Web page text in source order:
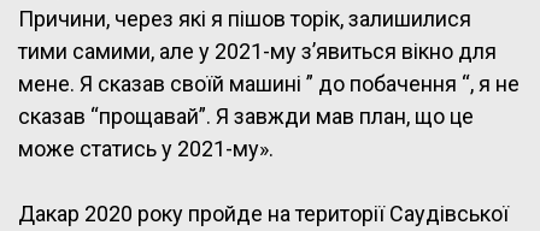
Причини, через які я пішов торік, залишилися
тими самими, але у 2021-му з’явиться вікно для
мене. Я сказав своїй машині ” до побачення “, я не
сказав “прощавай”. Я завжди мав план, що це
може статись у 2021-му».
Дакар 2020 року пройде на території Саудівської